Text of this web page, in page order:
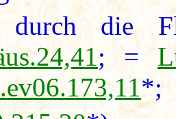
durch die
; =